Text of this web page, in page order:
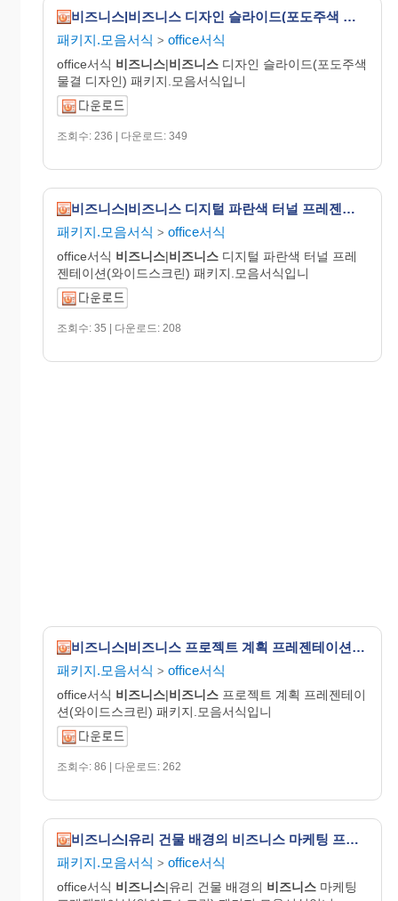
비즈니스|비즈니스 디자인 슬라이드(포도주색 물결 디자인)
패키지.모음서식 > office서식
office서식 비즈니스|비즈니스 디자인 슬라이드(포도주색
물결 디자인) 패키지.모음서식입니
조회수: 236 | 다운로드: 349
비즈니스|비즈니스 디지털 파란색 터널 프레젠테이션(와이드스크린)
패키지.모음서식 > office서식
office서식 비즈니스|비즈니스 디지털 파란색 터널 프레
젠테이션(와이드스크린) 패키지.모음서식입니
조회수: 35 | 다운로드: 208
비즈니스|비즈니스 프로젝트 계획 프레젠테이션(와이드스크린)
패키지.모음서식 > office서식
office서식 비즈니스|비즈니스 프로젝트 계획 프레젠테이
션(와이드스크린) 패키지.모음서식입니
조회수: 86 | 다운로드: 262
비즈니스|유리 건물 배경의 비즈니스 마케팅 프레젠테이션(와이드스크린)
패키지.모음서식 > office서식
office서식 비즈니스|유리 건물 배경의 비즈니스 마케팅